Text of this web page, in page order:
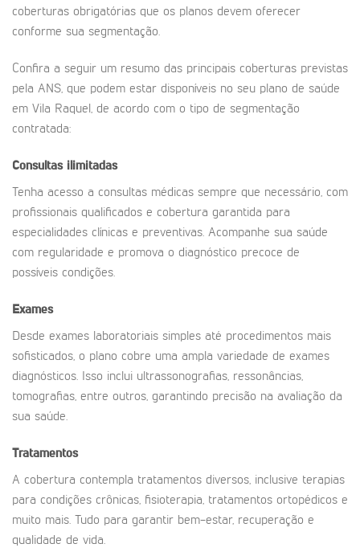
coberturas obrigatórias que os planos devem oferecer
conforme sua segmentação.
Confira a seguir um resumo das principais coberturas previstas
pela ANS, que podem estar disponíveis no seu plano de saúde
em Vila Raquel, de acordo com o tipo de segmentação
contratada:
Consultas ilimitadas
Tenha acesso a consultas médicas sempre que necessário, com
profissionais qualificados e cobertura garantida para
especialidades clínicas e preventivas. Acompanhe sua saúde
com regularidade e promova o diagnóstico precoce de
possíveis condições.
Exames
Desde exames laboratoriais simples até procedimentos mais
sofisticados, o plano cobre uma ampla variedade de exames
diagnósticos. Isso inclui ultrassonografias, ressonâncias,
tomografias, entre outros, garantindo precisão na avaliação da
sua saúde.
Tratamentos
A cobertura contempla tratamentos diversos, inclusive terapias
para condições crônicas, fisioterapia, tratamentos ortopédicos e
muito mais. Tudo para garantir bem-estar, recuperação e
qualidade de vida.